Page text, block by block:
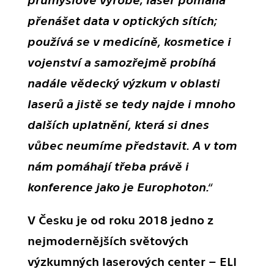
přenášet data v optických sítích;
používá se v medicíně, kosmetice i
vojenství a samozřejmě probíhá
nadále vědecký výzkum v oblasti
laserů a jistě se tedy najde i mnoho
dalších uplatnění, která si dnes
vůbec neumíme představit. A v tom
nám pomáhají třeba právě i
konference jako je Europhoton.“
V Česku je od roku 2018 jedno z
nejmodernějších světových
výzkumných laserových center – ELI